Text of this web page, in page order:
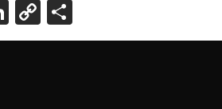
LinkedIn
Copy
Link
Share